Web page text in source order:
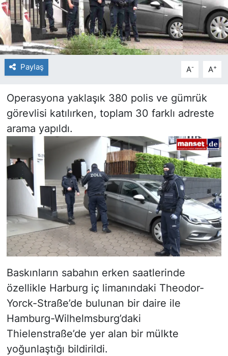
Paylaş A- A+
Operasyona yaklaşık 380 polis ve gümrük
görevlisi katılırken, toplam 30 farklı adreste
arama yapıldı.
Baskınların sabahın erken saatlerinde
özellikle Harburg iç limanındaki Theodor-
Yorck-Straße’de bulunan bir daire ile
Hamburg-Wilhelmsburg’daki
Thielenstraße’de yer alan bir mülkte
yoğunlaştığı bildirildi.